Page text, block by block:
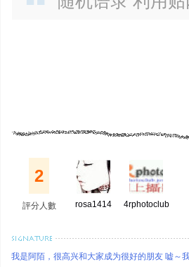
2
評分人數 rosa1414 4rphotoclub
我是阿陌，很高兴和大家成为很好的朋友 嘘～